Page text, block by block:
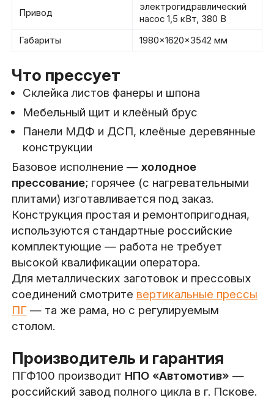
Привод
электрогидравлический
насос 1,5 кВт, 380 В
Габариты
1980×1620×3542 мм
Что прессует
Склейка листов фанеры и шпона
Мебельный щит и клеёный брус
Панели МДФ и ДСП, клеёные деревянные
конструкции
Базовое исполнение — холодное
прессование; горячее (с нагревательными
плитами) изготавливается под заказ.
Конструкция простая и ремонтопригодная,
используются стандартные российские
комплектующие — работа не требует
высокой квалификации оператора.
Для металлических заготовок и прессовых
соединений смотрите вертикальные прессы
ПГ— та же рама, но с регулируемым
столом.
Производитель и гарантия
ПГФ100 производит НПО «Автомотив» —
российский завод полного цикла в г. Пскове.